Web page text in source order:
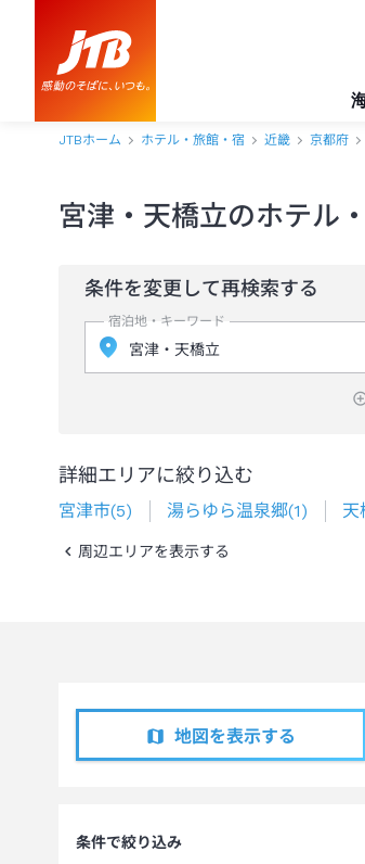
JTBホーム ホテル・旅館・宿 近畿 京都府
宮津・天橋立のホテル
条件を変更して再検索する
宿泊地・キーワード
詳細エリアに絞り込む
宮津市(5) 湯らゆら温泉郷(1) 天
周辺エリアを表示する
地図を表示する
条件で絞り込み